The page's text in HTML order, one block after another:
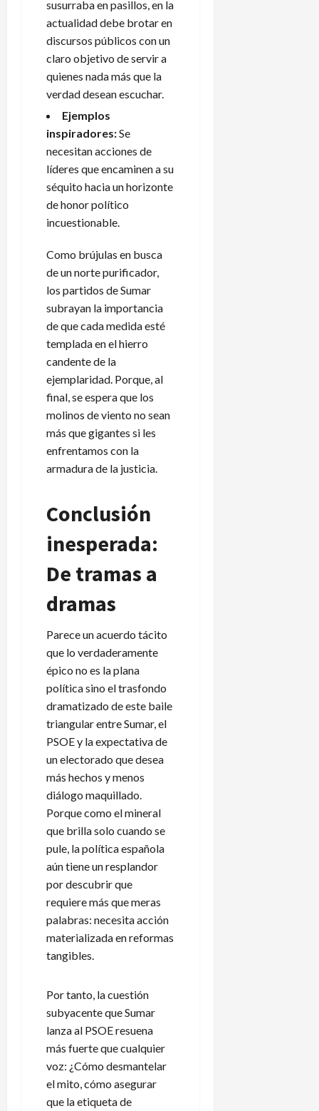
susurraba en pasillos, en la
actualidad debe brotar en
discursos públicos con un
claro objetivo de servir a
quienes nada más que la
verdad desean escuchar.
Ejemplos
inspiradores:Se
necesitan acciones de
líderes que encaminen a su
séquito hacia un horizonte
de honor político
incuestionable.
Como brújulas en busca
de un norte purificador,
los partidos de Sumar
subrayan la importancia
de que cada medida esté
templada en el hierro
candente de la
ejemplaridad. Porque, al
final, se espera que los
molinos de viento no sean
más que gigantes si les
enfrentamos con la
armadura de la justicia.
Conclusión
inesperada:
De tramas a
dramas
Parece un acuerdo tácito
que lo verdaderamente
épico no es la plana
política sino el trasfondo
dramatizado de este baile
triangular entre Sumar, el
PSOE y la expectativa de
un electorado que desea
más hechos y menos
diálogo maquillado.
Porque como el mineral
que brilla solo cuando se
pule, la política española
aún tiene un resplandor
por descubrir que
requiere más que meras
palabras: necesita acción
materializada en reformas
tangibles.
Por tanto, la cuestión
subyacente que Sumar
lanza al PSOE resuena
más fuerte que cualquier
voz: ¿Cómo desmantelar
el mito, cómo asegurar
que la etiqueta de